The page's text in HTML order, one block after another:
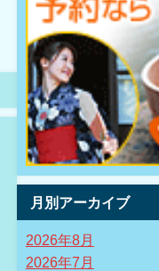
月別アーカイブ
2026年8月
2026年7月